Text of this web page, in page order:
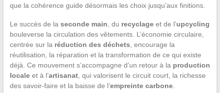
que la cohérence guide désormais les choix jusqu’aux finitions.
Le succès de la seconde main , du recyclageet de l’upcycling
bouleverse la circulation des vêtements. L’économie circulaire,
centrée sur la réduction des déchets , encourage la
réutilisation, la réparation et la transformation de ce qui existe
déjà. Ce mouvement s’accompagne d’un retour à la production
localeet à l’artisanat, qui valorisent le circuit court, la richesse
des savoir-faire et la baisse de l’empreinte carbone.